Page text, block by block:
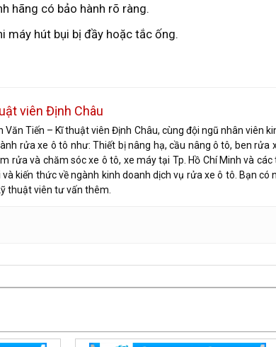
hãng có bảo hành rõ ràng.
máy hút bụi bị đầy hoặc tắc ống.
viên Định Châu
Văn Tiến – Kĩ thuật viên Định Châu, cùng đội ngũ nhân viên
rửa xe ô tô như: Thiết bị nâng hạ, cầu nâng ô tô, ben
rửa và chăm sóc xe ô tô, xe máy tại Tp. Hồ Chí Minh và
kiến thức về ngành kinh doanh dịch vụ rửa xe ô tô. Bạn
thuật viên tư vấn thêm.